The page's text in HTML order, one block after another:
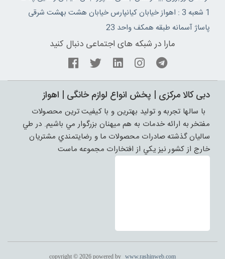
1 شعبه 3 : اهواز خیابان کیانپارس خیابان هشت بهشت شرقی
پاساژ آسمانه طبقه همکف واحد 23
مارا در شبکه های اجتماعی دنبال کنید
دبی کالا مرکزی | پخش انواع لوازم خانگی | اهواز
با سالها تجربه و توليد بهترين و با کيفيت ترين محصولات
مفتخر به ارائه خدمات به هم ميهنان بزرگوار مي باشيم. در طي
ساليان گذشته صادرات محصولات ما و رضايتمندي مشتريان
خارج از کشور نيز يکي از افتخارات مجموعه ماست
copyright © 2026 powered by www.rashinweb.com